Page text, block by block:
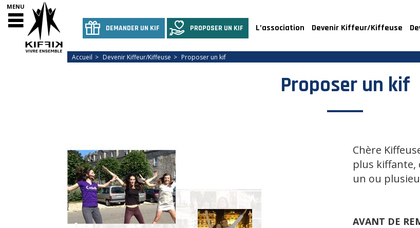
MENU
DEMANDER UN KIF PROPOSER UN KIF L’association Devenir Kiffeur/Kiffeuse
Accueil Devenir Kiffeur/Kiffeuse Proposer un kif
Proposer un kif
Chère
plus kiffante,
un ou
AVANT DE